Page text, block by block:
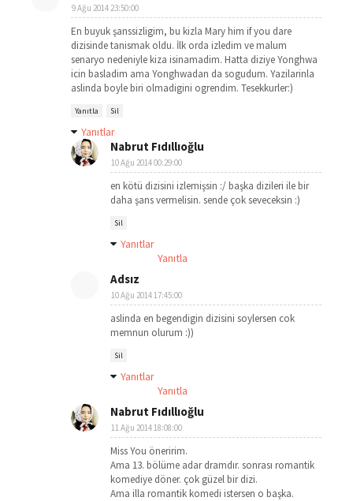
9 Ağu 2014 23:50:00
En buyuk şanssizligim, bu kizla Mary him if you dare
dizisinde tanismak oldu. İlk orda izledim ve malum
senaryo nedeniyle kiza isinamadim. Hatta diziye Yonghwa
icin basladim ama Yonghwadan da sogudum. Yazilarinla
aslinda boyle biri olmadigini ogrendim. Tesekkurler:)
Yanıtla Sil
Yanıtlar
Nabrut Fıdıllıoğlu
10 Ağu 2014 00:29:00
en kötü dizisini izlemişsin :/ başka dizileri ile bir
daha şans vermelisin. sende çok seveceksin :)
Sil
Yanıtlar
Yanıtla
Adsız
10 Ağu 2014 17:45:00
aslinda en begendigin dizisini soylersen cok
memnun olurum :))
Sil
Yanıtlar
Yanıtla
Nabrut Fıdıllıoğlu
11 Ağu 2014 18:08:00
Miss You öneririm.
Ama 13. bölüme adar dramdır. sonrası romantik
komediye döner. çok güzel bir dizi.
Ama illa romantik komedi istersen o başka.